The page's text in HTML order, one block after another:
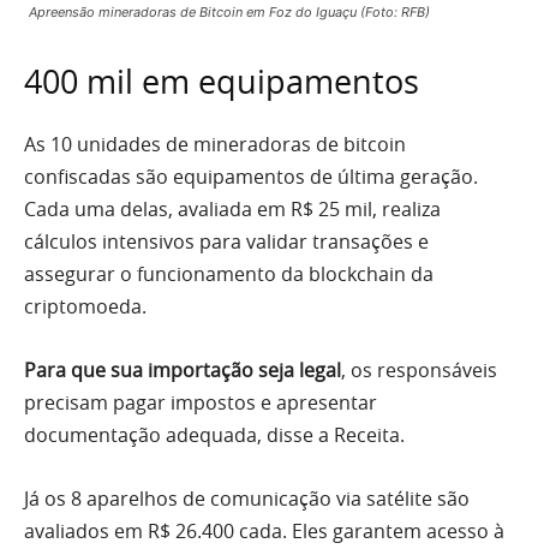
Apreensão mineradoras de Bitcoin em Foz do Iguaçu (Foto: RFB)
400 mil em equipamentos
As 10 unidades de mineradoras de bitcoin
confiscadas são equipamentos de última geração.
Cada uma delas, avaliada em R$ 25 mil, realiza
cálculos intensivos para validar transações e
assegurar o funcionamento da blockchain da
criptomoeda.
Para que sua importação seja legal, os responsáveis
precisam pagar impostos e apresentar
documentação adequada, disse a Receita.
Já os 8 aparelhos de comunicação via satélite são
avaliados em R$ 26.400 cada. Eles garantem acesso à